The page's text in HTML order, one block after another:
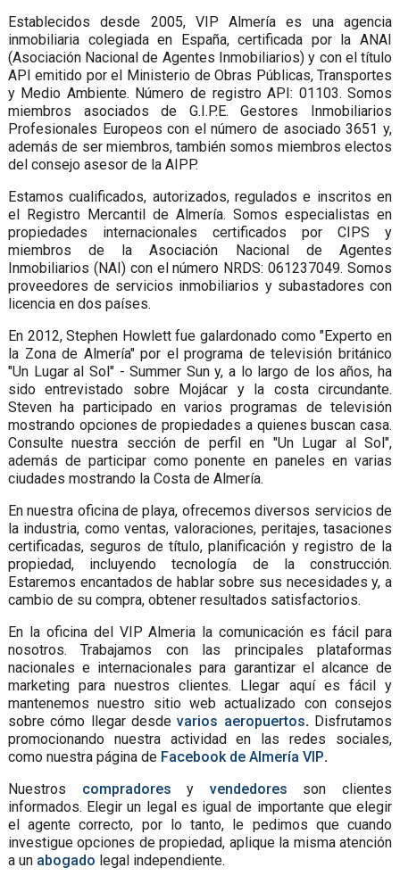
Establecidos desde 2005, VIP Almería es una agencia
inmobiliaria colegiada en España, certificada por la ANAI
(Asociación Nacional de Agentes Inmobiliarios) y con el título
API emitido por el Ministerio de Obras Públicas, Transportes
y Medio Ambiente. Número de registro API: 01103. Somos
miembros asociados de G.I.P.E. Gestores Inmobiliarios
Profesionales Europeos con el número de asociado 3651 y,
además de ser miembros, también somos miembros electos
del consejo asesor de la AIPP.
Estamos cualificados, autorizados, regulados e inscritos en
el Registro Mercantil de Almería. Somos especialistas en
propiedades internacionales certificados por CIPS y
miembros de la Asociación Nacional de Agentes
Inmobiliarios (NAI) con el número NRDS: 061237049. Somos
proveedores de servicios inmobiliarios y subastadores con
licencia en dos países.
En 2012, Stephen Howlett fue galardonado como "Experto en
la Zona de Almería" por el programa de televisión británico
"Un Lugar al Sol" - Summer Sun y, a lo largo de los años, ha
sido entrevistado sobre Mojácar y la costa circundante.
Steven ha participado en varios programas de televisión
mostrando opciones de propiedades a quienes buscan casa.
Consulte nuestra sección de perfil en "Un Lugar al Sol",
además de participar como ponente en paneles en varias
ciudades mostrando la Costa de Almería.
En nuestra oficina de playa, ofrecemos diversos servicios de
la industria, como ventas, valoraciones, peritajes, tasaciones
certificadas, seguros de título, planificación y registro de la
propiedad, incluyendo tecnología de la construcción.
Estaremos encantados de hablar sobre sus necesidades y, a
cambio de su compra, obtener resultados satisfactorios.
En la oficina del VIP Almeria la comunicación es fácil para
nosotros. Trabajamos con las principales plataformas
nacionales e internacionales para garantizar el alcance de
marketing para nuestros clientes. Llegar aquí es fácil y
mantenemos nuestro sitio web actualizado con consejos
sobre cómo llegar desdevarios aeropuertos. Disfrutamos
promocionando nuestra actividad en las redes sociales,
como nuestra página de Facebook de Almería VIP.
Nuestros compradores y vendedores son clientes
informados. Elegir un legal es igual de importante que elegir
el agente correcto, por lo tanto, le pedimos que cuando
investigue opciones de propiedad, aplique la misma atención
a un abogado legal independiente.